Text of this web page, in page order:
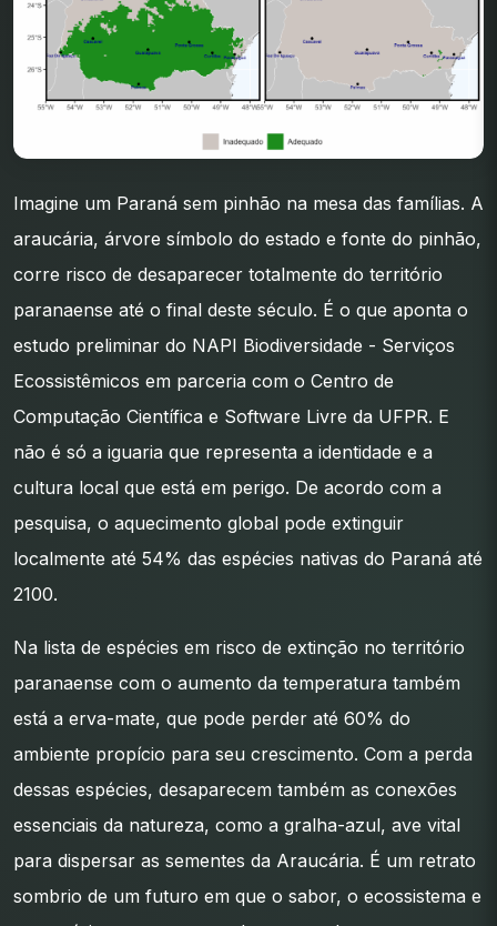
Imagine um Paraná sem pinhão na mesa das famílias. A
araucária, árvore símbolo do estado e fonte do pinhão,
corre risco de desaparecer totalmente do território
paranaense até o final deste século. É o que aponta o
estudo preliminar do NAPI Biodiversidade - Serviços
Ecossistêmicos em parceria com o Centro de
Computação Científica e Software Livre da UFPR. E
não é só a iguaria que representa a identidade e a
cultura local que está em perigo. De acordo com a
pesquisa, o aquecimento global pode extinguir
localmente até 54% das espécies nativas do Paraná até
2100.
Na lista de espécies em risco de extinção no território
paranaense com o aumento da temperatura também
está a erva-mate, que pode perder até 60% do
ambiente propício para seu crescimento. Com a perda
dessas espécies, desaparecem também as conexões
essenciais da natureza, como a gralha-azul, ave vital
para dispersar as sementes da Araucária. É um retrato
sombrio de um futuro em que o sabor, o ecossistema e